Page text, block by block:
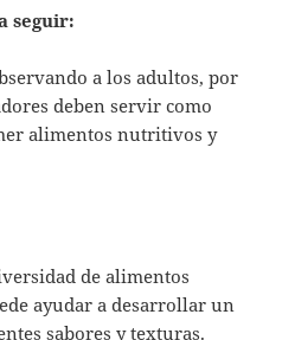
seguir:
a los adultos, por
deben servir como
alimentos nutritivos y
de alimentos
ayudar a desarrollar un
sabores y texturas.